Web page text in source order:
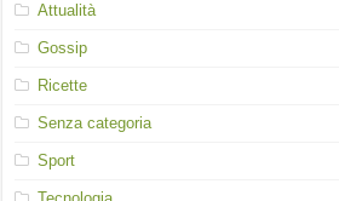
Attualità
Gossip
Ricette
Senza categoria
Sport